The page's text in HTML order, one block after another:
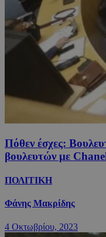
Πόθεν έσχες:
βουλευτών με
ΠΟΛΙΤΙΚΗ
Φάνης Μακρίδης
4 Οκτωβρίου, 2023